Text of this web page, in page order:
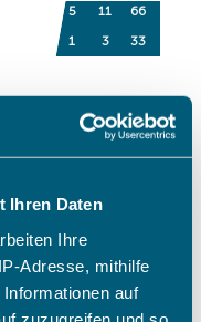
Ihren Daten
Ihre
Adresse, mithilfe
auf